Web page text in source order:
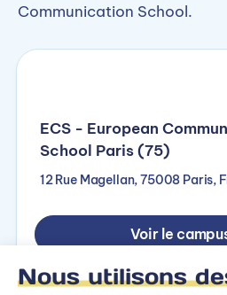
Nous utilisons
Communication School.
ECS - European
School Paris (75)
12 Rue Magellan, 75008 Paris,
Voir le